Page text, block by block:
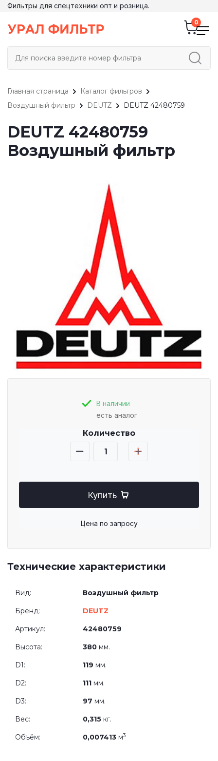
Фильтры для спецтехники опт и розница.
Главная страница
Каталог фильтров
Воздушный фильтр
DEUTZ DEUTZ 42480759
DEUTZ 42480759
Воздушный фильтр
В наличии
есть аналог
Количество
Купить
Цена по запросу
Технические характеристики
Вид: Воздушный фильтр
Бренд: DEUTZ
Артикул: 42480759
Высота: 380 мм.
D1: 119 мм.
D2: 111 мм.
D3: 97 мм.
Вес: 0,315 кг.
Объём: 0,007413 м3